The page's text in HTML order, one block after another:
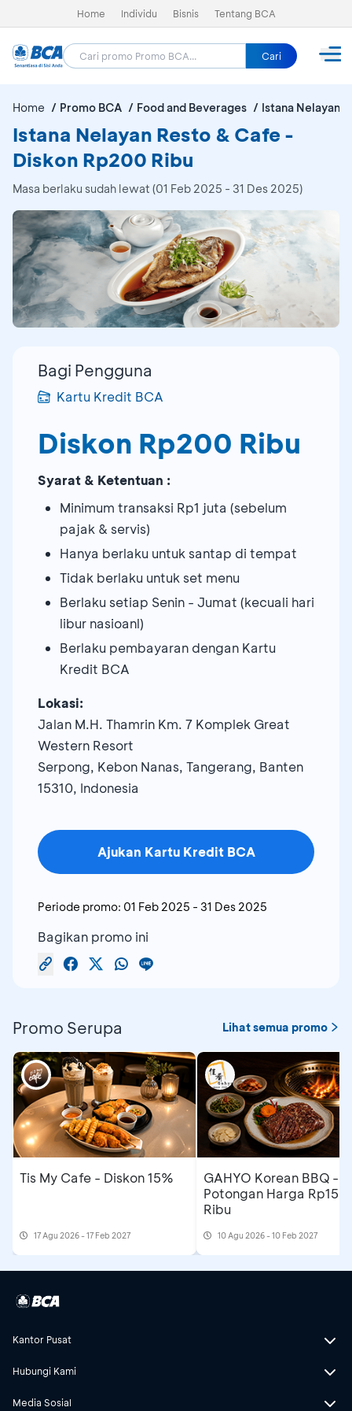
Home Individu Bisnis Tentang BCA
Cari
Home Promo BCA Food and Beverages Istana Nelayan
Istana Nelayan Resto & Cafe -
Diskon Rp200 Ribu
Masa berlaku sudah lewat (01 Feb 2025 - 31 Des 2025)
Bagi Pengguna
Kartu Kredit BCA
Diskon Rp200 Ribu
Syarat & Ketentuan :
Minimum transaksi Rp1 juta (sebelum
pajak & servis)
Hanya berlaku untuk santap di tempat
Tidak berlaku untuk set menu
Berlaku setiap Senin - Jumat (kecuali hari
libur nasioanl)
Berlaku pembayaran dengan Kartu
Kredit BCA
Lokasi:
Jalan M.H. Thamrin Km. 7 Komplek Great
Western Resort
Serpong, Kebon Nanas, Tangerang, Banten
15310, Indonesia
Ajukan Kartu Kredit BCA
Periode promo: 01 Feb 2025 - 31 Des 2025
Bagikan promo ini
Promo Serupa Lihat semua promo
Tis My Cafe - Diskon 15%
17 Agu 2026 - 17 Feb 2027
GAHYO Korean BBQ -
Potongan Harga Rp150
Ribu
10 Agu 2026 - 10 Feb 2027
Kantor Pusat
Hubungi Kami
Media Sosial